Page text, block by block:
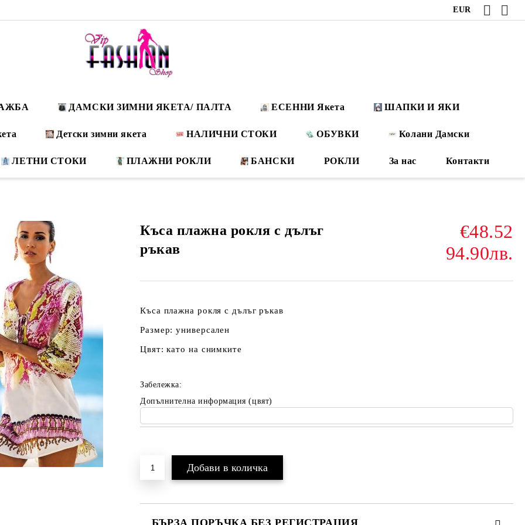
EUR
ДАМСКИ ЗИМНИ ЯКЕТА/ ПАЛТА ЕСЕННИ Якета ШАПКИ И ЯКИ
Детски зимни якета НАЛИЧНИ СТОКИ ОБУВКИ Колани Дамски
ЛЕТНИ СТОКИ ПЛАЖНИ РОКЛИ БАНСКИ РОКЛИ За нас Контакти
Къса плажна рокля с дълъг
ръкав
€48.52
94.90лв.
Къса плажна рокля с дълъг ръкав
Размер: универсален
Цвят: като на снимките
Забележка:
Допълнителна информация (цвят)
БЪРЗА ПОРЪЧКА БЕЗ РЕГИСТРАЦИЯ